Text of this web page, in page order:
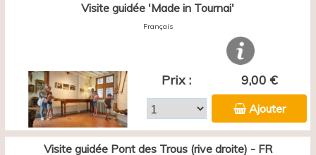
Visite guidée 'Made in Tournai'
Français
Prix : 9,00 €
Ajouter
Visite guidée Pont des Trous (rive droite) - FR